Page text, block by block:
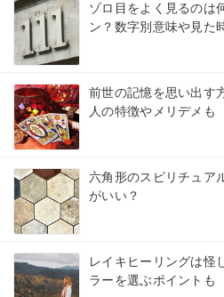
ゾロ目をよく見るのは
ン？数字別意味や見た
前世の記憶を思い出す
人の特徴やメリデメも
六角形のスピリチュア
がいい？
レイキヒーリングは怪
ラーを選ぶポイントも